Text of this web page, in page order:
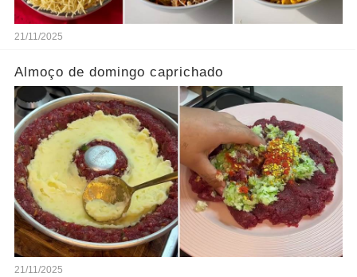
21/11/2025
Almoço de domingo caprichado
21/11/2025